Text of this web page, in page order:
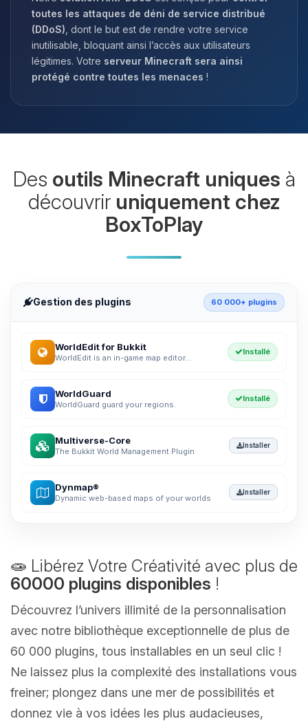
toutes les attaques de déni de service distribué
(DDoS) , dont le but est de rendre votre service
inutilisable, bloquant ainsi l’accès aux utilisateurs
légitimes. Votre serveur Minecraft sera ainsi
protégé contre toutes les menaces !
Des outils Minecraft uniques à
découvrir uniquement chez
BoxToPlay
Gestion des plugins 60 000+ plugins
WorldEdit for Bukkit
WorldEdit is an in-game map editor...
Installé
WorldGuard
WorldGuard guard your regions.
Installé
Multiverse-Core
The Bukkit World Management Plugin
Installer
Dynmap®
Dynamic web-based maps of your worlds
Installer
🧫 Libérez Votre Créativité avec plus de
60000 plugins disponibles !
Découvrez l’univers illimité de la personnalisation
avec notre bibliothèque exceptionnelle de plus de
60 000 plugins, tous installables en un seul clic !
Ne laissez plus la complexité des installations vous
freiner; plongez dans une mer de possibilités et
donnez vie à vos idées les plus audacieuses,